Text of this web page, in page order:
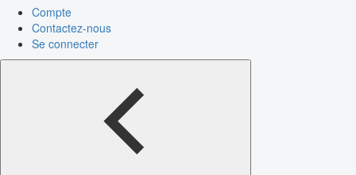
Compte
Contactez-nous
Se connecter